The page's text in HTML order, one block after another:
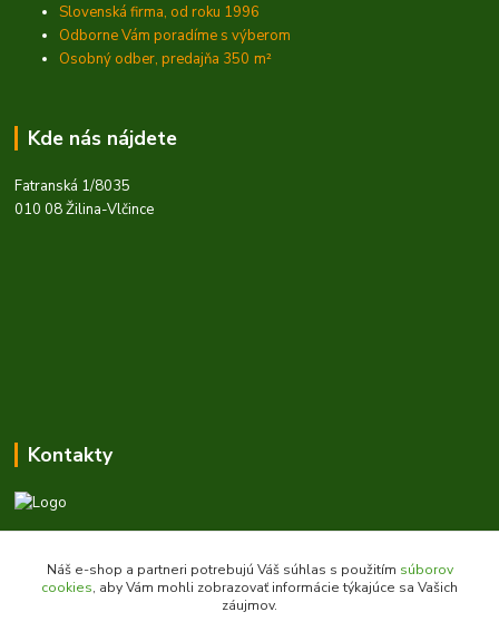
Slovenská firma, od roku 1996
Odborne Vám poradíme s výberom
Osobný odber, predajňa 350 m²
Kde nás nájdete
Fatranská 1/8035
010 08 Žilina-Vlčince
Kontakty
Zákaznícka podpora daes.sk
+421 903 707 668
(Po-Pia, 8-16 hod.)
Náš e-shop a partneri potrebujú Váš súhlas s použitím súborov
cookies, aby Vám mohli zobrazovať informácie týkajúce sa Vašich
záujmov.